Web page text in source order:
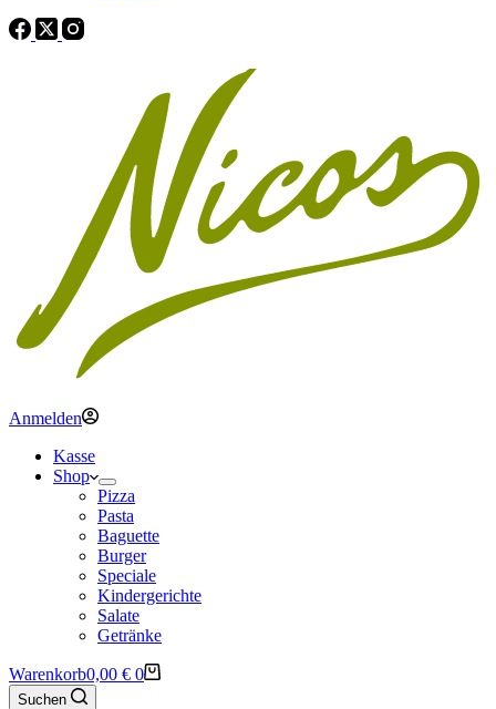
Anmelden
Kasse
Shop
Pizza
Pasta
Baguette
Burger
Speciale
Kindergerichte
Salate
Getränke
Warenkorb0,00 € 0
Suchen